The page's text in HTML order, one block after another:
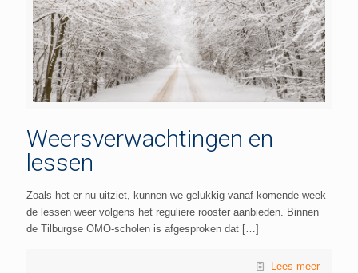
Weersverwachtingen en
lessen
Zoals het er nu uitziet, kunnen we gelukkig vanaf komende week
de lessen weer volgens het reguliere rooster aanbieden. Binnen
de Tilburgse OMO-scholen is afgesproken dat […]
Lees meer